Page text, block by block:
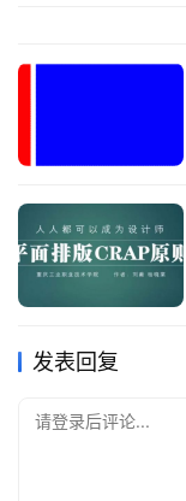
发表回复
请登录后评论...